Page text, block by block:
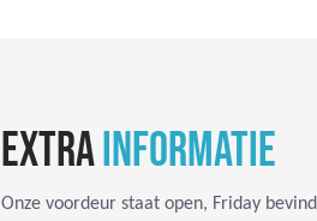
EXTRAINFORMATIE
Onze voordeur staat open, Friday